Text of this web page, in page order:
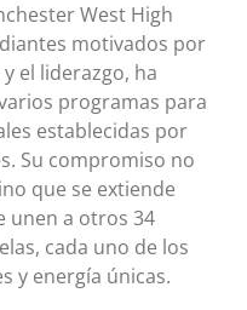
West High
motivados por
el liderazgo, ha
programas para
establecidas por
Su compromiso no
que se extiende
unen a otros 34
cada uno de los
y energía únicas.